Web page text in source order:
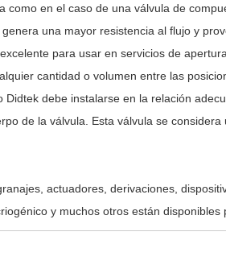
como en el caso de una válvula de
una mayor resistencia al flujo y
para usar en servicios de
cantidad o volumen entre las
Didtek debe instalarse en la relación
de la válvula. Esta válvula se
actuadores, derivaciones,
y muchos otros están